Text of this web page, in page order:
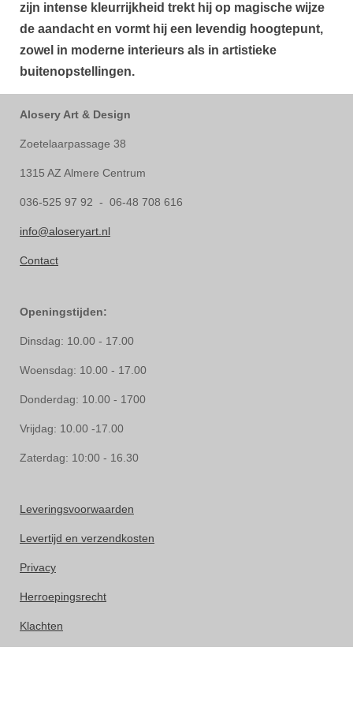
zijn intense kleurrijkheid trekt hij op magische wijze
de aandacht en vormt hij een levendig hoogtepunt,
zowel in moderne interieurs als in artistieke
buitenopstellingen.
Alosery Art & Design
Zoetelaarpassage 38
1315 AZ Almere Centrum
036-525 97 92 - 06-48 708 616
info@aloseryart.nl
Contact
Openingstijden:
Dinsdag: 10.00 - 17.00
Woensdag: 10.00 - 17.00
Donderdag: 10.00 - 1700
Vrijdag: 10.00 -17.00
Zaterdag: 10:00 - 16.30
Leveringsvoorwaarden
Levertijd en verzendkosten
Privacy
Herroepingsrecht
Klachten